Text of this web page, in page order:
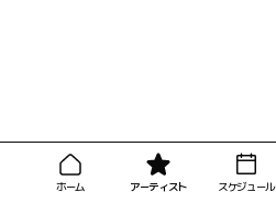
ホーム アーティスト スケジュール